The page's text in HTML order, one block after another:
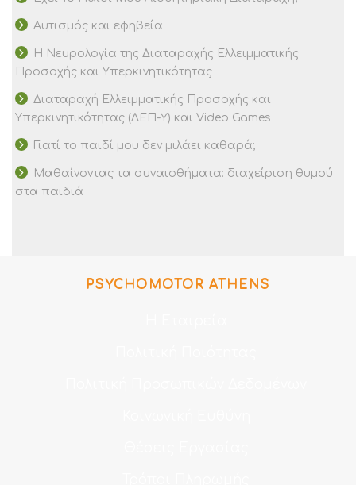
Αυτισμός και εφηβεία
Η Νευρολογία της Διαταραχής Ελλειμματικής
Προσοχής και Υπερκινητικότητας
Διαταραχή Ελλειμματικής Προσοχής και
Υπερκινητικότητας (ΔΕΠ-Υ) και Video Games
Γιατί το παιδί μου δεν μιλάει καθαρά;
Μαθαίνοντας τα συναισθήματα: διαχείριση θυμού
στα παιδιά
PSYCHOMOTOR ATHENS